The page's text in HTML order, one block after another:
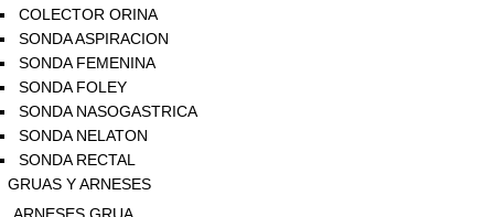
COLECTOR ORINA
SONDA ASPIRACION
SONDA FEMENINA
SONDA FOLEY
SONDA NASOGASTRICA
SONDA NELATON
SONDA RECTAL
GRUAS Y ARNESES